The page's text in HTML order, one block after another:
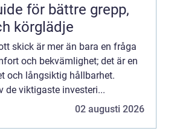
körglädje
skick är mer än bara en fråga
och bekvämlighet; det är en
och långsiktig hållbarhet.
de viktigaste investeri...
02 augusti 2026